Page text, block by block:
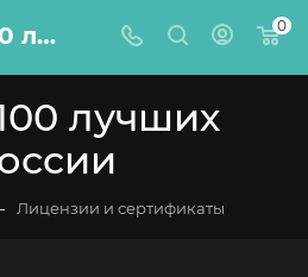
Диплом - 100 лучших товаров России 0
лучших
Лицензии и сертификаты